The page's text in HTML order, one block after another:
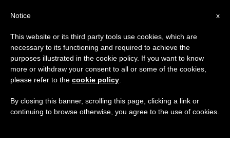
x
Notice
This website or its third party tools use cookies, which are
necessary to its functioning and required to achieve the
purposes illustrated in the cookie policy. If you want to know
more or withdraw your consent to all or some of the cookies,
please refer to the cookie policy
By closing this banner, scrolling this page, clicking a link or
continuing to browse otherwise, you agree to the use of cookies.